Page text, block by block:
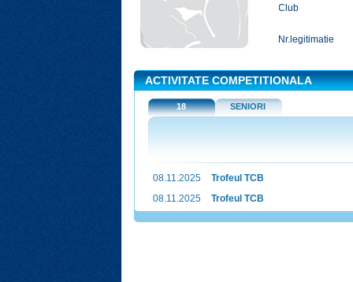
Club
Nr.legitimatie
ACTIVITATE COMPETITIONALA
18 SENIORI
08.11.2025
Trofeul TCB
08.11.2025
Trofeul TCB